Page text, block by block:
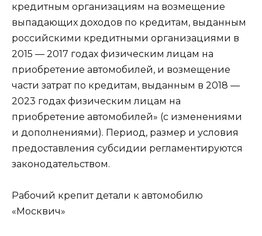
кредитным организациям на возмещение
выпадающих доходов по кредитам, выданным
российскими кредитными организациями в
2015 — 2017 годах физическим лицам на
приобретение автомобилей, и возмещение
части затрат по кредитам, выданным в 2018 —
2023 годах физическим лицам на
приобретение автомобилей» (с изменениями
и дополнениями). Период, размер и условия
предоставления субсидии регламентируются
законодательством.
Рабочий крепит детали к автомобилю
«Москвич»